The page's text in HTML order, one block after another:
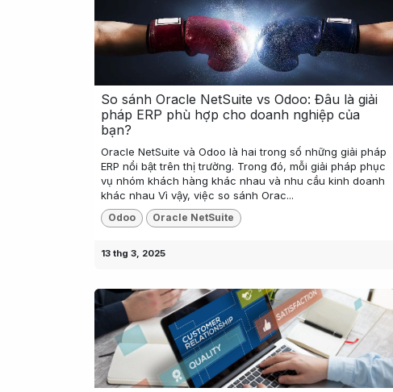
So sánh Oracle NetSuite vs Odoo: Đâu là giải
pháp ERP phù hợp cho doanh nghiệp của
bạn?
Oracle NetSuite và Odoo là hai trong số những giải pháp
ERP nổi bật trên thị trường. Trong đó, mỗi giải pháp phục
vụ nhóm khách hàng khác nhau và nhu cầu kinh doanh
khác nhau Vì vậy, việc so sánh Orac...
Odoo Oracle NetSuite
13 thg 3, 2025